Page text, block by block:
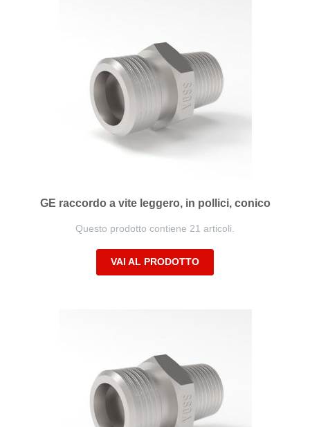
GE raccordo a vite leggero, in pollici, conico
Questo prodotto contiene 21 articoli.
VAI AL PRODOTTO